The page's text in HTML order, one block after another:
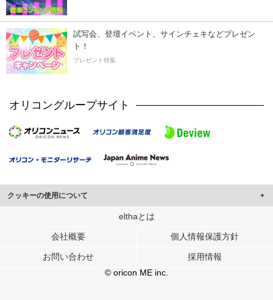
試写会、登壇イベント、サインチェキなどプレゼン
ト！
プレゼント特集
オリコングループサイト
クッキーの使用について
このサイトでは Cookie を使用して、ユーザーに合わせたコンテンツや広告の
行っています。
メディアや広告配信、データ解析の各パートナーに提供しています。
各パートナーは、この情報とユーザーが各パートナーに提供した他の情報や、
ユーザーが各パートナーのサービスを使用したときに収集した他の情報を組み
elthaとは
会社概要 個人情報保護方針
お問い合わせ
採用情報
© oricon ME inc.